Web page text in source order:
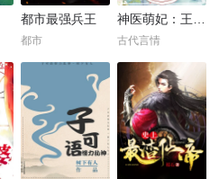
都市最强兵王
都市
神医萌妃：王爷，抱一抱！
古代言情